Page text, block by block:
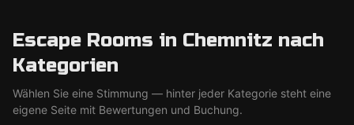
Escape Rooms in Chemnitz nach
Kategorien
Wählen Sie eine Stimmung — hinter jeder Kategorie steht eine
eigene Seite mit Bewertungen und Buchung.